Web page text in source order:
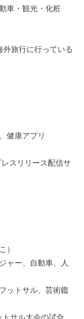
車・観光・化粧
旅行に行っている
健康アプリ
スリリース配信サ
）
ャー、自動車、人
ットサル、芸術鑑
トサル大会の試合